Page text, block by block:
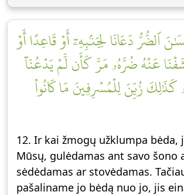
ٱلضُّرُّ دَعَانَا لِجَنۢبِهِۦٓ أَوۡ قَاعِدًا أَوۡ
عَنۡهُ ضُرَّهُۥ مَرَّ كَأَن لَّمۡ يَدۡعُنَآ
زُيِّنَ لِلۡمُسۡرِفِينَ مَا كَانُواْ
12. Ir kai žmogų užklumpa bėda,
Mūsų, gulėdamas ant savo šono
sėdėdamas ar stovėdamas.
pašaliname jo bėdą nuo jo, jis